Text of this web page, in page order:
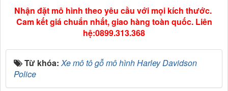
Nhận đặt mô hình theo yêu cầu với mọi kích thước.
Cam kết giá chuẩn nhất, giao hàng toàn quốc. Liên
hệ:0899.313.368
Từ khóa:Xe mô tô gỗ mô hình Harley Davidson
Police